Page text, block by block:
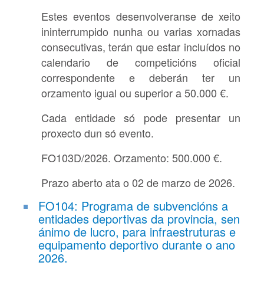
Estes eventos desenvolveranse de xeito
ininterrumpido nunha ou varias xornadas
consecutivas, terán que estar incluídos no
calendario de competicións oficial
correspondente e deberán ter un
orzamento igual ou superior a 50.000 €.
Cada entidade só pode presentar un
proxecto dun só evento.
FO103D/2026. Orzamento: 500.000 €.
Prazo aberto ata o 02 de marzo de 2026.
FO104: Programa de subvencións a
entidades deportivas da provincia, sen
ánimo de lucro, para infraestruturas e
equipamento deportivo durante o ano
2026.